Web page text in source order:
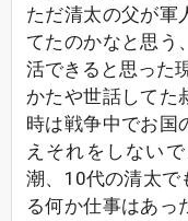
ただ清太の父が軍
てたのかなと思う
活できると思った
かたや世話してた
時は戦争中でお国
えそれをしない
潮、10代の清太で
る何か仕事はあっ